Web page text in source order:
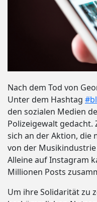
Nach dem Tod von
Unter dem Hashtag
den sozialen Medien
Polizeigewalt gedacht.
sich an der Aktion, die
von der
Alleine auf Instagram
Millionen Posts
Um ihre Solidarität zu